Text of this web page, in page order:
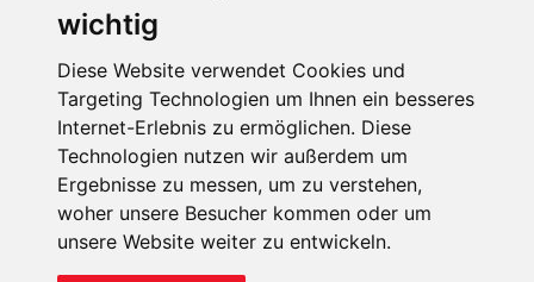
wichtig
Diese Website verwendet Cookies und
Targeting Technologien um Ihnen ein besseres
Internet-Erlebnis zu ermöglichen. Diese
Technologien nutzen wir außerdem um
Ergebnisse zu messen, um zu verstehen,
woher unsere Besucher kommen oder um
unsere Website weiter zu entwickeln.
kin@kircheinnot.at
KIN weltweit